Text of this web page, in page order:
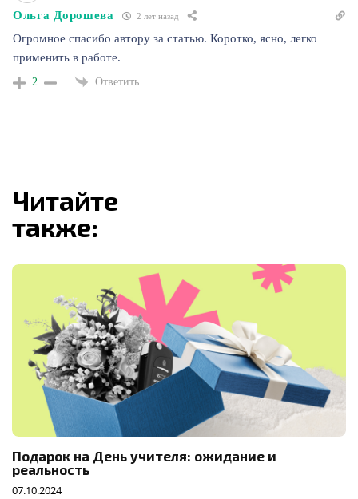
Ольга Дорошева 2 лет назад
Огромное спасибо автору за статью. Коротко, ясно, легко
применить в работе.
2 Ответить
Читайте
также:
Подарок на День учителя: ожидание и
реальность
07.10.2024